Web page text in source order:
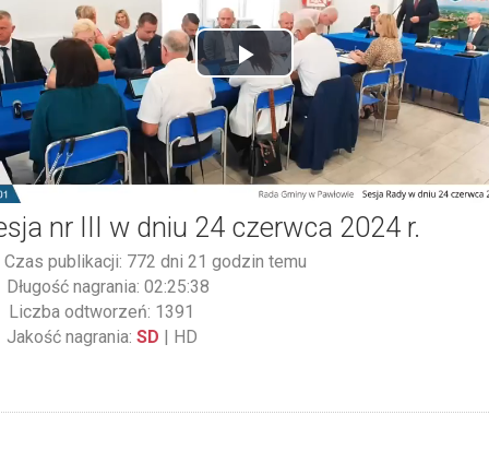
Play
Video
nr III w dniu 24 czerwca 2024 r.
Czas publikacji: 772 dni 21 godzin temu
Długość nagrania: 02:25:38
Liczba odtworzeń: 1391
Jakość nagrania: SD | HD